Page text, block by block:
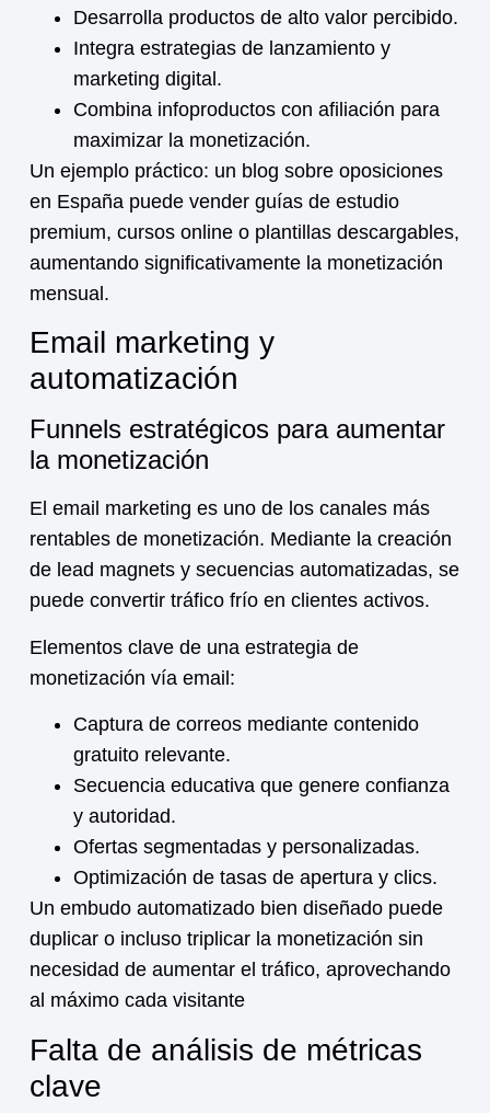
Desarrolla productos de alto valor percibido.
Integra estrategias de lanzamiento y
marketing digital.
Combina infoproductos con afiliación para
maximizar la monetización.
Un ejemplo práctico: un blog sobre oposiciones
en España puede vender guías de estudio
premium, cursos online o plantillas descargables,
aumentando significativamente la monetización
mensual.
Email marketing y
automatización
Funnels estratégicos para aumentar
la monetización
El email marketing es uno de los canales más
rentables de monetización. Mediante la creación
de lead magnets y secuencias automatizadas, se
puede convertir tráfico frío en clientes activos.
Elementos clave de una estrategia de
monetización vía email:
Captura de correos mediante contenido
gratuito relevante.
Secuencia educativa que genere confianza
y autoridad.
Ofertas segmentadas y personalizadas.
Optimización de tasas de apertura y clics.
Un embudo automatizado bien diseñado puede
duplicar o incluso triplicar la monetización sin
necesidad de aumentar el tráfico, aprovechando
al máximo cada visitante
Falta de análisis de métricas
clave